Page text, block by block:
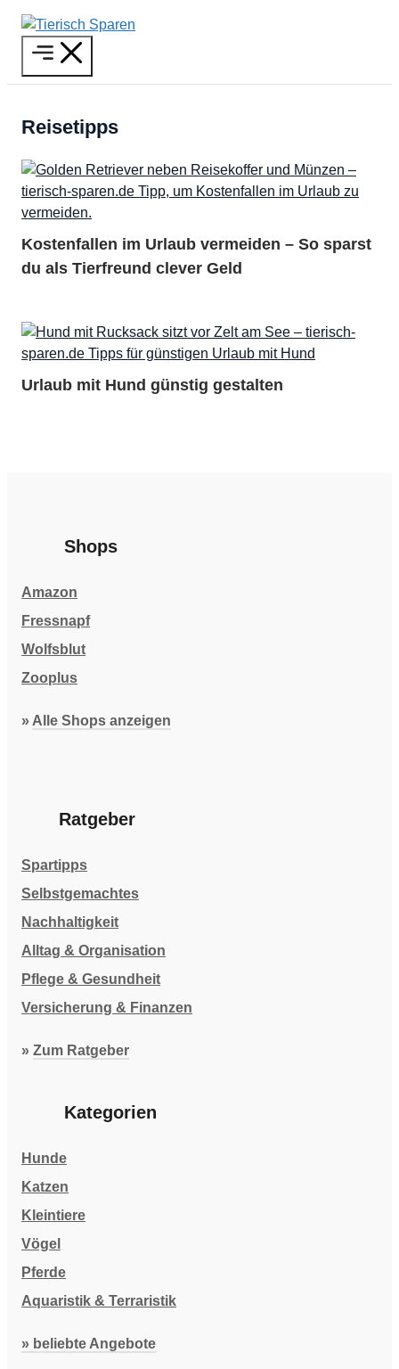
Zum
Inhalt
springen
Reisetipps
Kostenfallen im Urlaub vermeiden – So sparst
du als Tierfreund clever Geld
Urlaub mit Hund günstig gestalten
Shops
Amazon
Fressnapf
Wolfsblut
Zooplus
» Alle Shops anzeigen
Ratgeber
Spartipps
Selbstgemachtes
Nachhaltigkeit
Alltag & Organisation
Pflege & Gesundheit
Versicherung & Finanzen
» Zum Ratgeber
Kategorien
Hunde
Katzen
Kleintiere
Vögel
Pferde
Aquaristik & Terraristik
» beliebte Angebote